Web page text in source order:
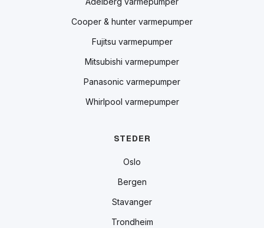
Cooper & hunter varmepumper
Fujitsu varmepumper
Mitsubishi varmepumper
Panasonic varmepumper
Whirlpool varmepumper
STEDER
Oslo
Bergen
Stavanger
Trondheim